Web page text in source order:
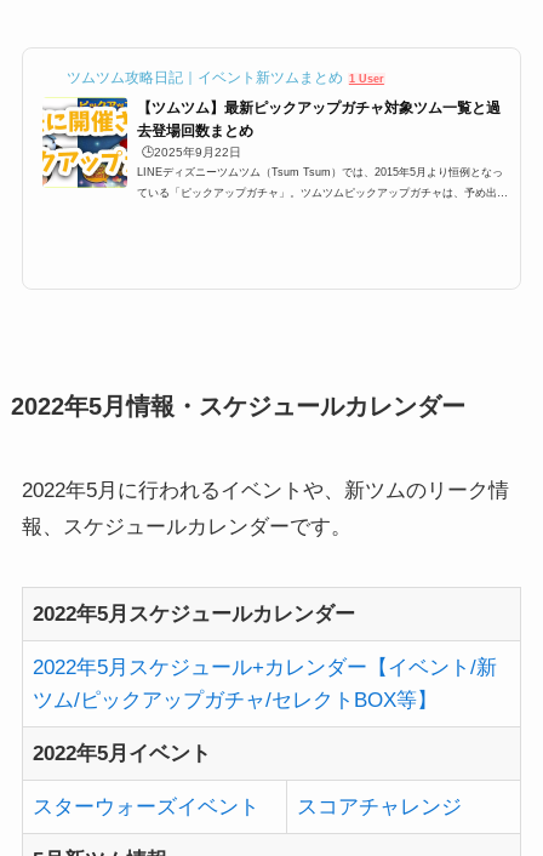
ツムツム攻略日記｜イベント新ツムまとめ 1 User
【ツムツム】最新ピックアップガチャ対象ツム一覧と過
去登場回数まとめ
🕒️2025年9月22日
LINEディズニーツムツム（Tsum Tsum）では、2015年5月より恒例となっ
ている「ピックアップガチャ」。ツムツムピックアップガチャは、予め出る
2022年5月情報・スケジュールカレンダー
2022年5月に行われるイベントや、新ツムのリーク情
報、スケジュールカレンダーです。
2022年5月スケジュールカレンダー
2022年5月スケジュール+カレンダー【イベント/新
ツム/ピックアップガチャ/セレクトBOX等】
2022年5月イベント
スターウォーズイベント スコアチャレンジ